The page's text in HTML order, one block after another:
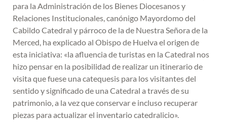
para la Administración de los Bienes Diocesanos y
Relaciones Institucionales, canónigo Mayordomo del
Cabildo Catedral y párroco de la de Nuestra Señora de la
Merced, ha explicado al Obispo de Huelva el origen de
esta iniciativa: «la afluencia de turistas en la Catedral nos
hizo pensar en la posibilidad de realizar un itinerario de
visita que fuese una catequesis para los visitantes del
sentido y significado de una Catedral a través de su
patrimonio, a la vez que conservar e incluso recuperar
piezas para actualizar el inventario catedralicio».